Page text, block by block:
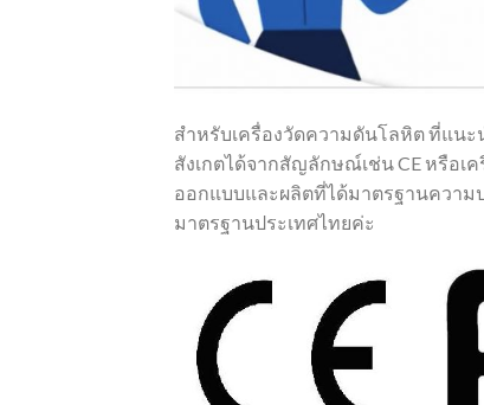
สำหรับเครื่องวัดความดันโลหิตที่แนะ
สังเกตได้จากสัญลักษณ์เช่นCE หรือเ
ออกแบบและผลิตที่ได้มาตรฐานควา
มาตรฐานประเทศไทยค่ะ